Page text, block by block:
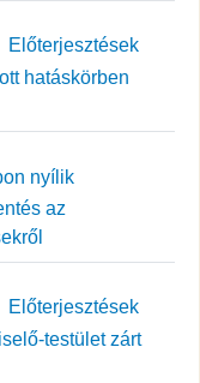
Előterjesztések
hatáskörben
az
Előterjesztések
testület zárt